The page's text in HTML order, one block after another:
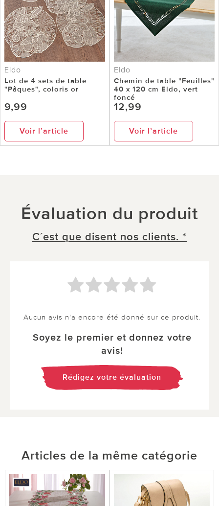
Eldo
Lot de 4 sets de table
"Pâques", coloris or
9,99
Voir l’article
Eldo
Chemin de table "Feuilles"
40 x 120 cm Eldo, vert
foncé
12,99
Voir l’article
Évaluation du produit
C´est que disent nos clients. *
Aucun avis n'a encore été donné sur ce produit.
Soyez le premier et donnez votre
avis!
Rédigez votre évaluation
Articles de la même catégorie